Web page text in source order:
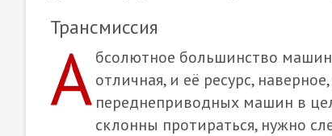
Трансмиссия
Абсолютное большинство машин
отличная, и её ресурс,
переднеприводных машин в
склонны протираться, нужно